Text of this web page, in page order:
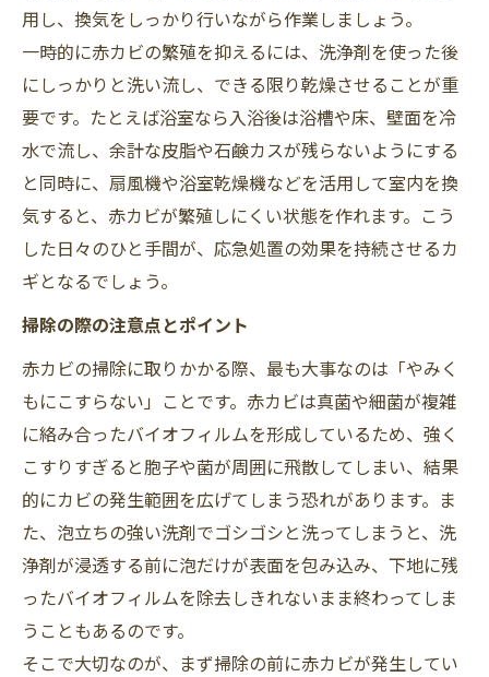
用し、換気をしっかり行いながら作業しましょう。
一時的に赤カビの繁殖を抑えるには、洗浄剤を使った後
にしっかりと洗い流し、できる限り乾燥させることが重
要です。たとえば浴室なら入浴後は浴槽や床、壁面を冷
水で流し、余計な皮脂や石鹸カスが残らないようにする
と同時に、扇風機や浴室乾燥機などを活用して室内を換
気すると、赤カビが繁殖しにくい状態を作れます。こう
した日々のひと手間が、応急処置の効果を持続させるカ
ギとなるでしょう。
掃除の際の注意点とポイント
赤カビの掃除に取りかかる際、最も大事なのは「やみく
もにこすらない」ことです。赤カビは真菌や細菌が複雑
に絡み合ったバイオフィルムを形成しているため、強く
こすりすぎると胞子や菌が周囲に飛散してしまい、結果
的にカビの発生範囲を広げてしまう恐れがあります。ま
た、泡立ちの強い洗剤でゴシゴシと洗ってしまうと、洗
浄剤が浸透する前に泡だけが表面を包み込み、下地に残
ったバイオフィルムを除去しきれないまま終わってしま
うこともあるのです。
そこで大切なのが、まず掃除の前に赤カビが発生してい